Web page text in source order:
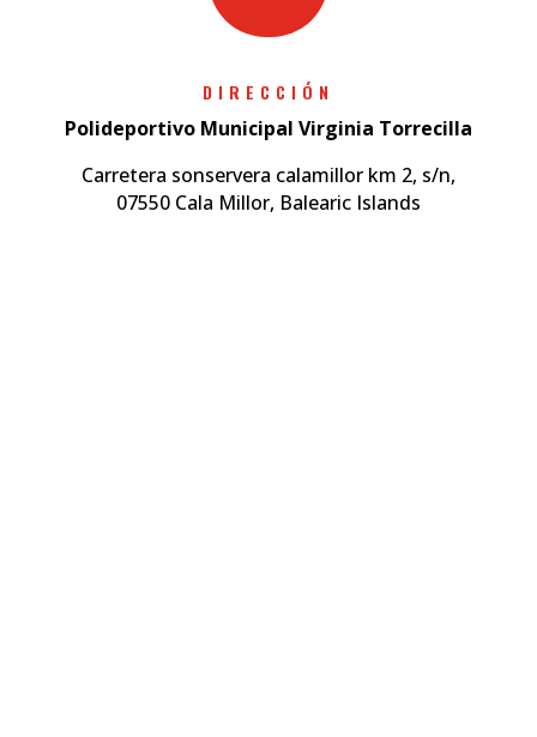
DIRECCIÓN
Polideportivo Municipal Virginia Torrecilla
Carretera sonservera calamillor km 2, s/n,
07550 Cala Millor, Balearic Islands